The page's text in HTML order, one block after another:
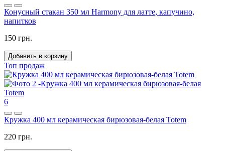
Конусный стакан 350 мл Harmony для латте, капучино,
напитков
150 грн.
Добавить в корзину
Топ продаж
6
Кружка 400 мл керамическая бирюзовая-белая Totem
220 грн.